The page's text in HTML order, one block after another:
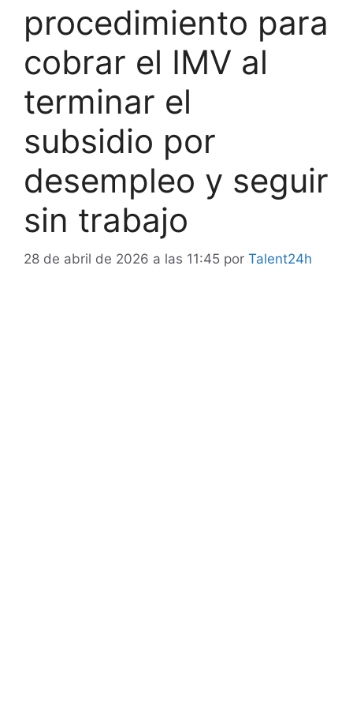
procedimiento para
cobrar el IMV al
terminar el
subsidio por
desempleo y seguir
sin trabajo
28 de abril de 2026 a las 11:45 por Talent24h